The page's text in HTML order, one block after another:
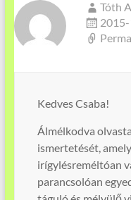
Tóth
Kedves Csaba!
Álmélkodva
ismertetését,
irígylésreméltóan
parancsolóan